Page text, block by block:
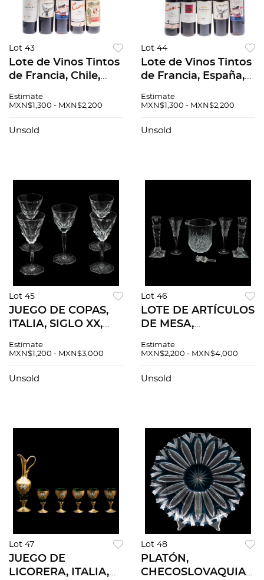
Lot 43
Lote de Vinos Tintos
de Francia, Chile,
Cune. Enate. En
750 ml. Total de
Estimate
MXN$1,300 - MXN$2,200
Unsold
Lot 44
Lote de Vinos Tintos
de Francia, España,
Cune. Enate. En
750 ml. Total de
Estimate
MXN$1,300 - MXN$2,200
Unsold
Lot 45
JUEGO DE COPAS,
ITALIA, SIGLO XX,
transparente.
y fuste diamantado.
Estimate
MXN$1,200 - MXN$3,000
Unsold
Lot 46
LOTE DE ARTÍCULOS
DE MESA,
SIGLO XX,
transparente.
Estimate
MXN$2,200 - MXN$4,000
Unsold
Lot 47
JUEGO DE
LICORERA, ITALIA,
Lot 48
PLATÓN,
CHECOSLOVAQUIA,